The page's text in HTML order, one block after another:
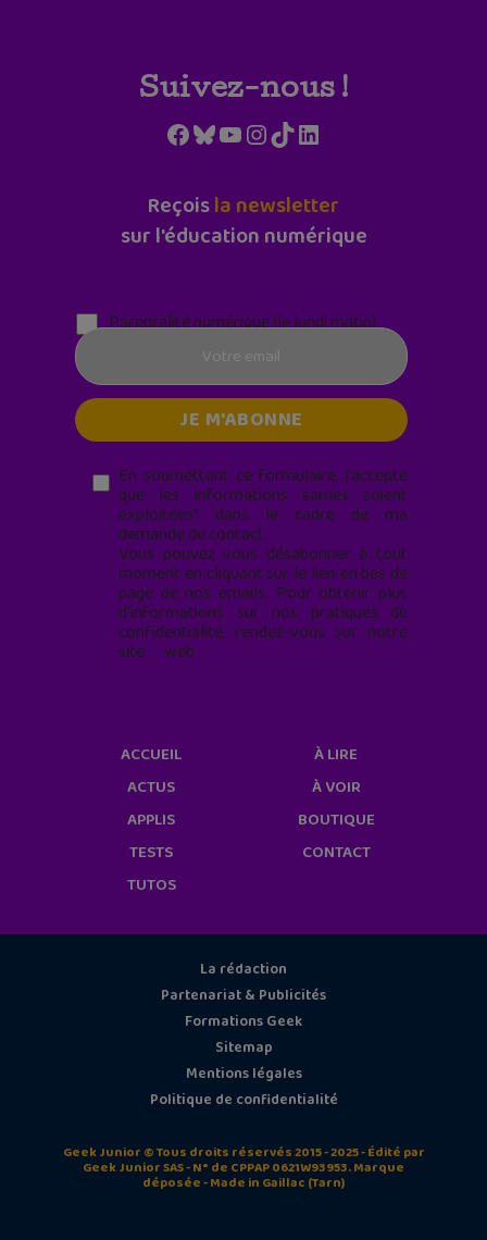
Suivez-nous !
Facebook
Bluesky
YouTube
Instagram
TikTokLinkedIn
Reçoisla newsletter
sur l'éducation numérique
Parentalité numérique (le lundi matin)
En soumettant ce formulaire, j’accepte
que les informations saisies soient
exploitées* dans le cadre de ma
demande de contact.
Vous pouvez vous désabonner à tout
moment en cliquant sur le lien en bas de
page de nos emails. Pour obtenir plus
d'informations sur nos pratiques de
confidentialité, rendez-vous sur notre
site web
ACCUEIL
ACTUS
APPLIS
TESTS
TUTOS
À LIRE
À VOIR
BOUTIQUE
CONTACT
La rédaction
Partenariat & Publicités
Formations Geek
Sitemap
Mentions légales
Politique de confidentialité
Geek Junior © Tous droits réservés 2015 - 2025 - Édité par
Geek Junior SAS - N° de CPPAP 0621W93953. Marque
déposée - Made in Gaillac (Tarn)